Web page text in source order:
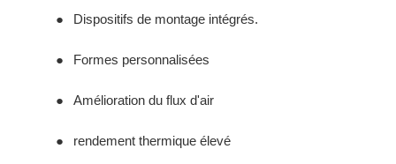
● Dispositifs de montage intégrés.
● Formes personnalisées
● Amélioration du flux d'air
● rendement thermique élevé